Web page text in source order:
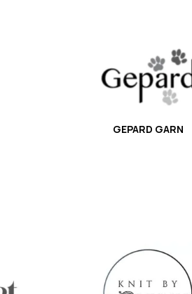
GEPARD GARN